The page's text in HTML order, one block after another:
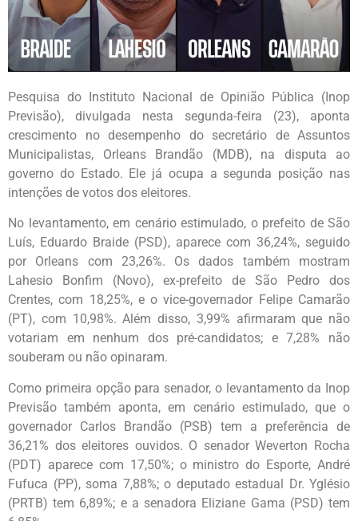
Pesquisa do Instituto Nacional de Opinião Pública (Inop
Previsão), divulgada nesta segunda-feira (23), aponta
crescimento no desempenho do secretário de Assuntos
Municipalistas, Orleans Brandão (MDB), na disputa ao
governo do Estado. Ele já ocupa a segunda posição nas
intenções de votos dos eleitores.
No levantamento, em cenário estimulado, o prefeito de São
Luís, Eduardo Braide (PSD), aparece com 36,24%, seguido
por Orleans com 23,26%. Os dados também mostram
Lahesio Bonfim (Novo), ex-prefeito de São Pedro dos
Crentes, com 18,25%, e o vice-governador Felipe Camarão
(PT), com 10,98%. Além disso, 3,99% afirmaram que não
votariam em nenhum dos pré-candidatos; e 7,28% não
souberam ou não opinaram.
Como primeira opção para senador, o levantamento da Inop
Previsão também aponta, em cenário estimulado, que o
governador Carlos Brandão (PSB) tem a preferência de
36,21% dos eleitores ouvidos. O senador Weverton Rocha
(PDT) aparece com 17,50%; o ministro do Esporte, André
Fufuca (PP), soma 7,88%; o deputado estadual Dr. Yglésio
(PRTB) tem 6,89%; e a senadora Eliziane Gama (PSD) tem